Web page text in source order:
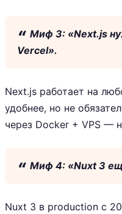
Миф 3: «Next.js
Vercel».
Next.js работает на
удобнее, но не
через Docker + VPS —
Миф 4: «Nuxt 3
Nuxt 3 в production с